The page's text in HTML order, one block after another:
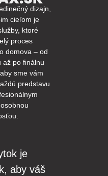
dizajn,
cieľom je
ktoré
proces
domova – od
až po finálnu
sme vám
predstavu
je
aby váš